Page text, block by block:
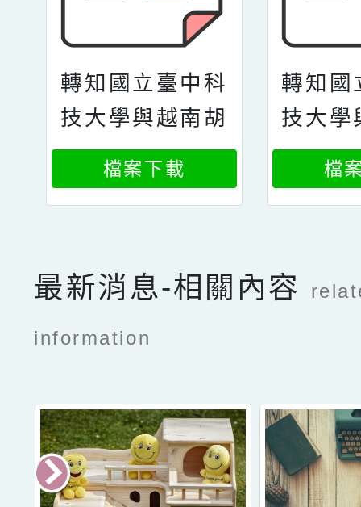
轉知國立臺中科
技大學與越南胡
志明市國家大學
下屬人文與社會
檢定測驗」報名
資訊一案2
檔案下載
轉知國
技大學
志明市
下屬人
檢定測
檔
最新消息-相關內容
information